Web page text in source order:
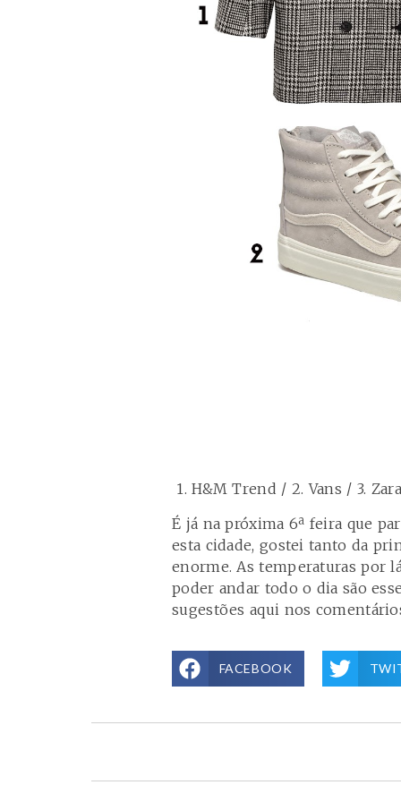
1. H&M Trend / 2. Vans / 3.
É já na próxima 6ª feira que
esta cidade, gostei tanto da
enorme. As temperaturas por
poder andar todo o dia são
sugestões aqui nos
FACEBOOK